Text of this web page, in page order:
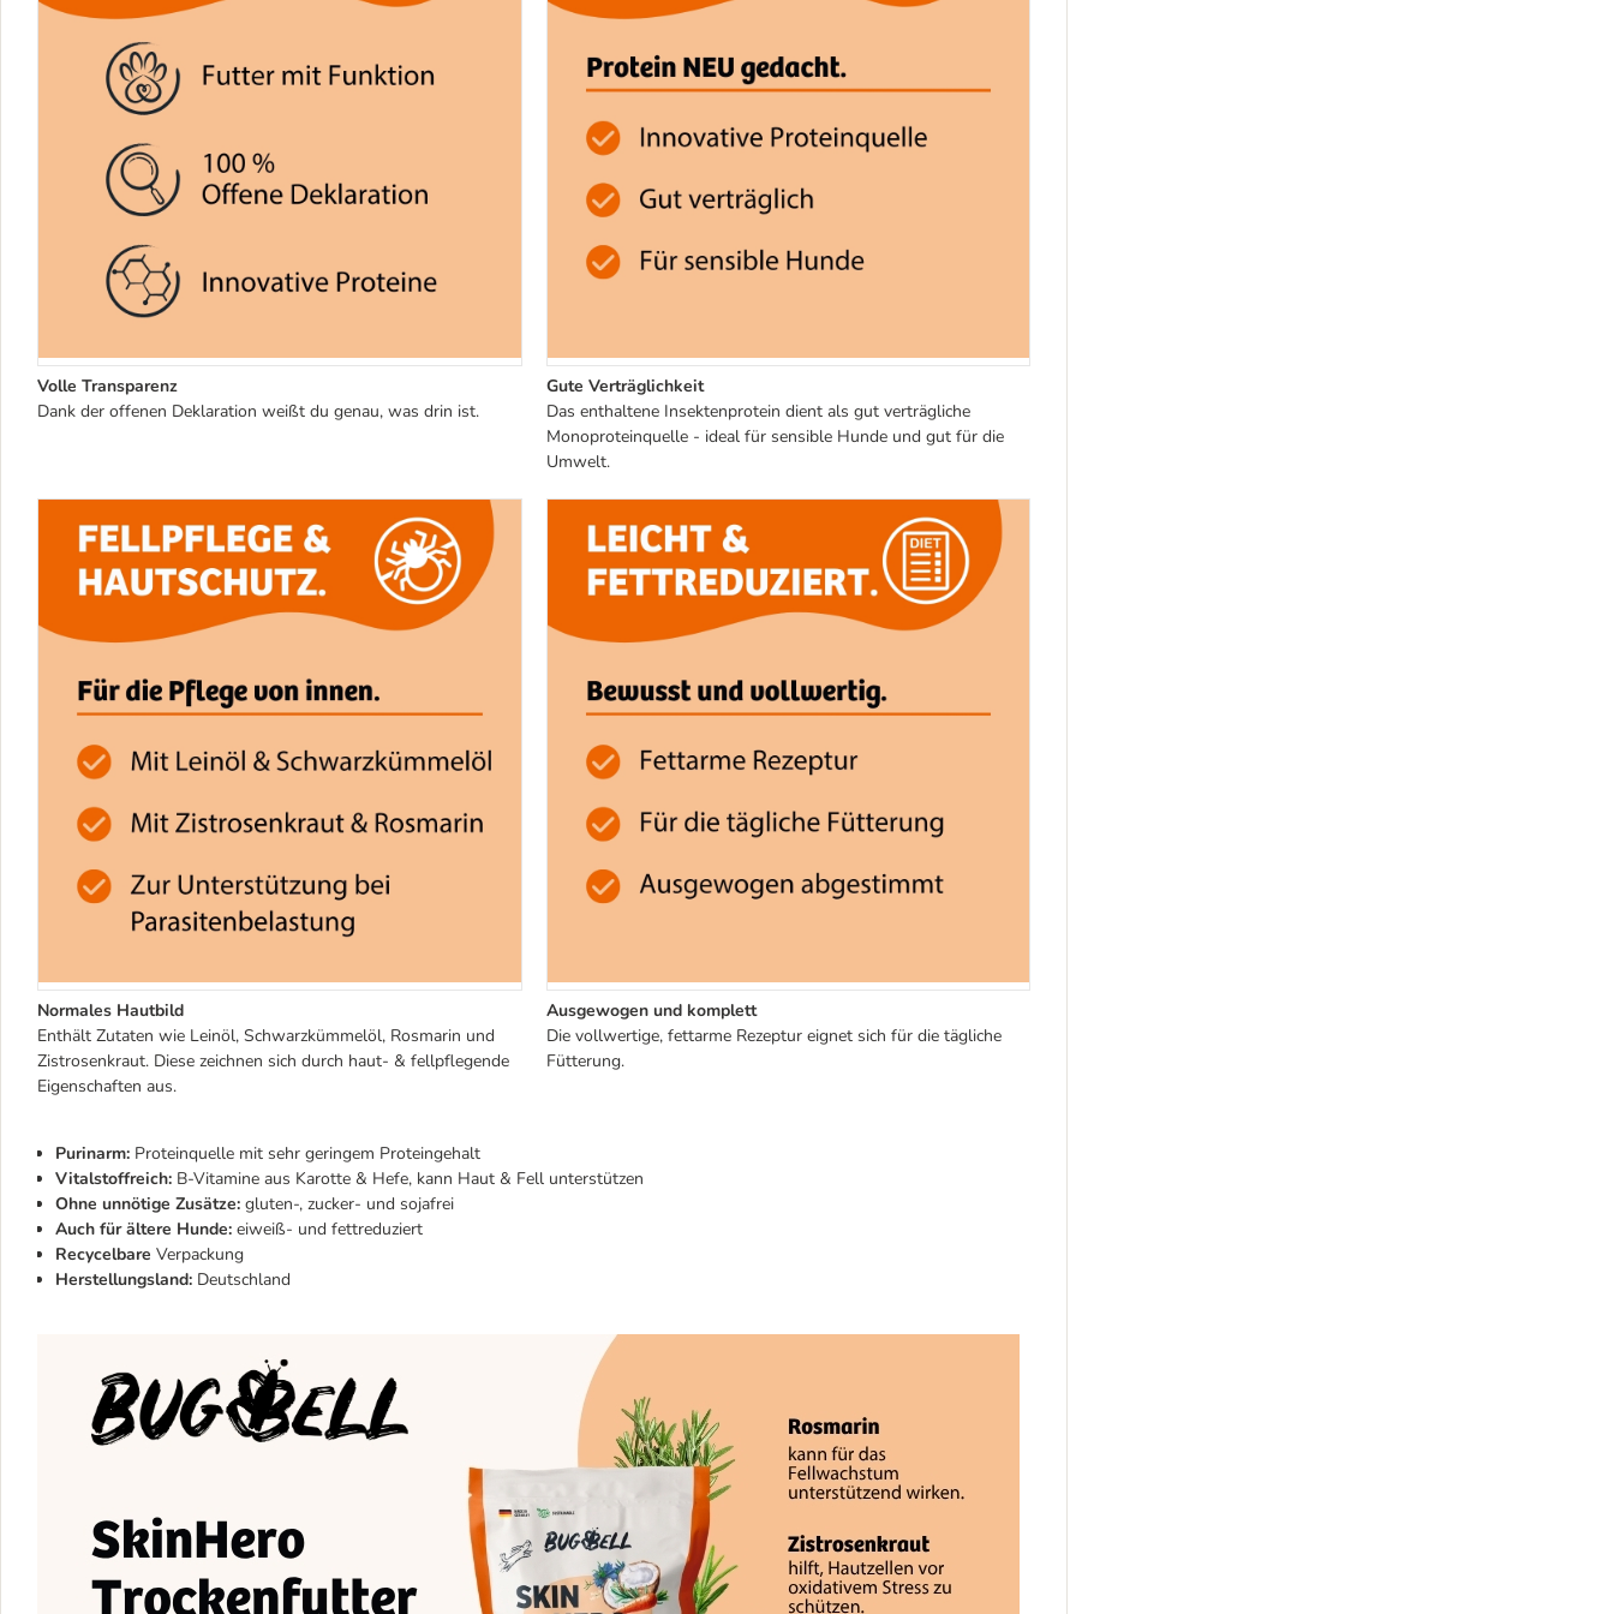
Volle Transparenz
Dank der offenen Deklaration weißt du genau, was drin ist.
Gute Verträglichkeit
Das enthaltene Insektenprotein dient als gut verträgliche
Monoproteinquelle - ideal für sensible Hunde und gut für die
Umwelt.
Normales Hautbild
Enthält Zutaten wie Leinöl, Schwarzkümmelöl, Rosmarin und
Zistrosenkraut. Diese zeichnen sich durch haut- & fellpflegende
Eigenschaften aus.
Ausgewogen und komplett
Die vollwertige, fettarme Rezeptur eignet sich für die tägliche
Fütterung.
Purinarm: Proteinquelle mit sehr geringem Proteingehalt
Vitalstoffreich: B-Vitamine aus Karotte & Hefe, kann Haut & Fell unterstützen
Ohne unnötige Zusätze: gluten-, zucker- und sojafrei
Auch für ältere Hunde: eiweiß- und fettreduziert
Recycelbare Verpackung
Herstellungsland: Deutschland